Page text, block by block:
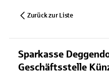
Zurück zur Liste
Sparkasse
Geschäftsstelle